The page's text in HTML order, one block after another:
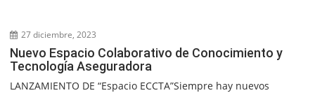
27 diciembre, 2023
Nuevo Espacio Colaborativo de Conocimiento y
Tecnología Aseguradora
LANZAMIENTO DE “Espacio ECCTA”Siempre hay nuevos